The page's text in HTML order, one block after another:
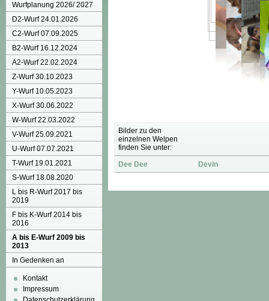
Wurfplanung 2026/ 2027
D2-Wurf 24.01.2026
C2-Wurf 07.09.2025
B2-Wurf 16.12.2024
A2-Wurf 22.02.2024
Z-Wurf 30.10.2023
Y-Wurf 10.05.2023
X-Wurf 30.06.2022
W-Wurf 22.03.2022
V-Wurf 25.09.2021
U-Wurf 07.07.2021
T-Wurf 19.01.2021
S-Wurf 18.08.2020
L bis R-Wurf 2017 bis
2019
F bis K-Wurf 2014 bis
2016
A bis E-Wurf 2009 bis
2013
In Gedenken an
Kontakt
Impressum
Bilder zu den
einzelnen Welpen
finden Sie unter:
Dee Dee
Devin